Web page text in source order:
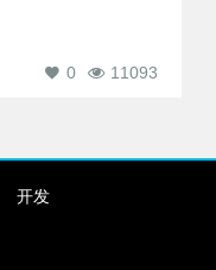
11093
0
开发